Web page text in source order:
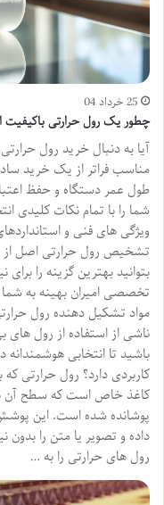
25 خرداد 04
چطور یک رول حرارتی باکیفیت
آیا به دنبال خرید رول
مناسب فراتر از یک خرید
طول عمر دستگاه و حفظ
شما را با تمام نکات کلیدی
ویژگی های فنی و
تشخیص رول حرارتی اصل از
بتوانید بهترین گزینه را
تخصصی امیران بهینه به
مواد تشکیل دهنده رول
ناشی از استفاده از رول
باشید تا انتخابی
کاربردی دارد؟ رول حرارتی
کاغذ خاص است که سطح آن
پوشانده شده است. این
داده و تصویر یا متن را بدون
رول های حرارتی را به …